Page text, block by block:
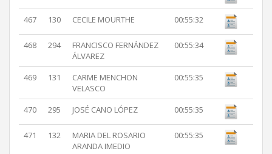
467 130 CECILE MOURTHE 00:55:32
468 294
FRANCISCO FERNÁNDEZ
ÁLVAREZ
00:55:34
469 131
CARME MENCHON
VELASCO
00:55:35
470 295 JOSÉ CANO LÓPEZ 00:55:35
471 132
MARIA DEL ROSARIO
ARANDA IMEDIO
00:55:35